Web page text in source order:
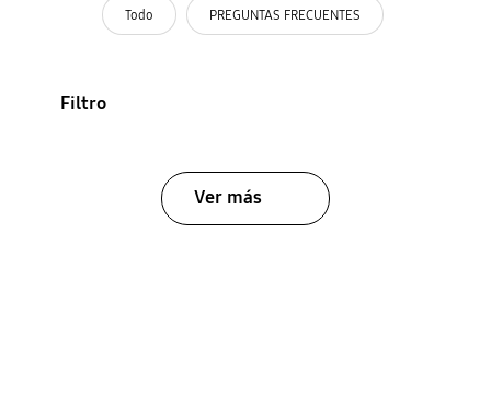
Todo PREGUNTAS FRECUENTES
Filtro
Ver más